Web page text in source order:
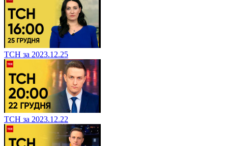
ТСН за 2023.12.25
ТСН за 2023.12.22